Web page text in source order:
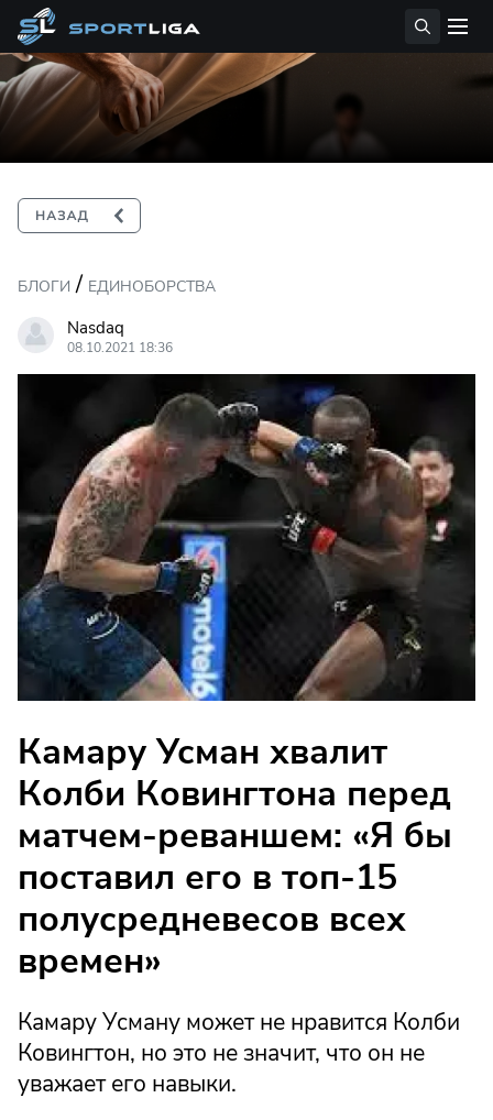
БЛОГИ / ЕДИНОБОРСТВА
Nasdaq
08.10.2021 18:36
Камару Усман хвалит
Колби Ковингтона перед
матчем-реваншем: «Я бы
поставил его в топ-15
полусредневесов всех
времен»
Камару Усману может не нравится Колби
Ковингтон, но это не значит, что он не
уважает его навыки.